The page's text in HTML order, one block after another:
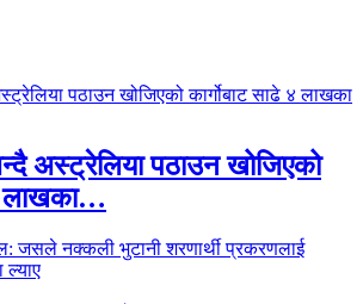
अस्ट्रेलिया पठाउन खोजिएको
लाखका…